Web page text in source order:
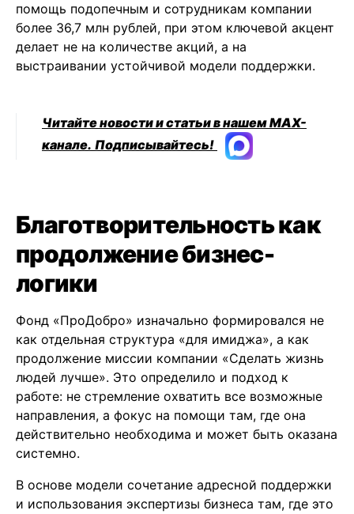
помощь подопечным и сотрудникам компании
более 36,7 млн рублей, при этом ключевой акцент
делает не на количестве акций, а на
выстраивании устойчивой модели поддержки.
Читайте новости и статьи в нашем MAX-
канале. Подписывайтесь!
Благотворительность как
продолжение бизнес-
логики
Фонд «ПроДобро» изначально формировался не
как отдельная структура «для имиджа», а как
продолжение миссии компании «Сделать жизнь
людей лучше». Это определило и подход к
работе: не стремление охватить все возможные
направления, а фокус на помощи там, где она
действительно необходима и может быть оказана
системно.
В основе модели сочетание адресной поддержки
и использования экспертизы бизнеса там, где это